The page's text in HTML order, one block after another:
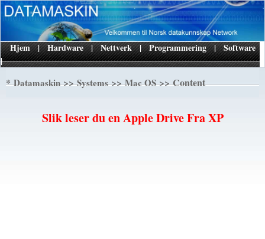
|
Hjem | Hardware | Nettverk | Programmering | Software
*Datamaskin>>Systems>>Mac OS>> Content
Slik leser du en Apple Drive Fra XP